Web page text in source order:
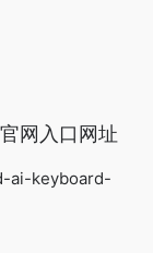
网入口网址
ai-keyboard-